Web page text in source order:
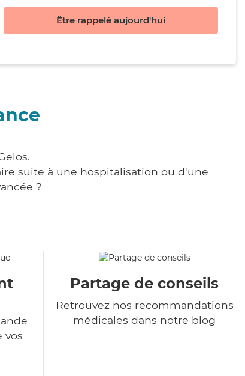
Être rappelé aujourd'hui
suite à une hospitalisation ou d'une
?
vos
Partage de conseils
Retrouvez nos recommandations
médicales dans notre blog